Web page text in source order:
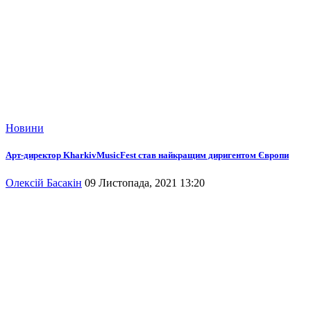
Новини
Арт-директор KharkivMusicFest став найкращим диригентом Європи
Олексій Басакін 09 Листопада, 2021 13:20